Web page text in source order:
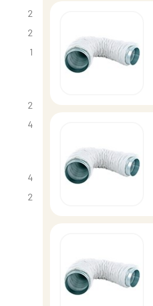
2
2
1
2
4
4
2